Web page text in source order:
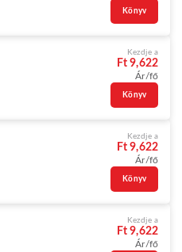
Könyv
Kezdje a
Ft 9,622
Ár/fő
Könyv
Kezdje a
Ft 9,622
Ár/fő
Könyv
Kezdje a
Ft 9,622
Ár/fő